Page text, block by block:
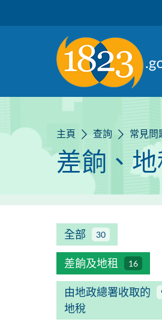
主頁 查詢 常見問
差餉、
全部 30
差餉及地租 16
由地政總署收取的
地稅